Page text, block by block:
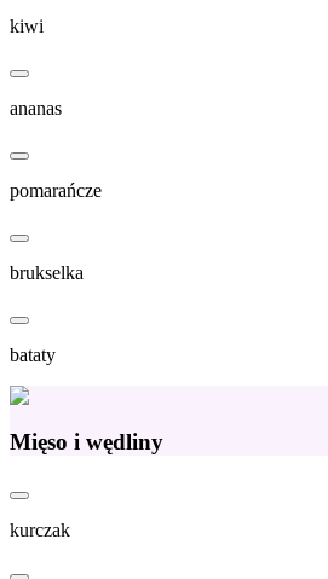
kiwi
ananas
pomarańcze
brukselka
bataty
Mięso i wędliny
kurczak